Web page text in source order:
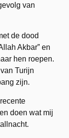
van
de dood
Akbar” en
hen roepen.
Turijn
zijn.
doen wat mij